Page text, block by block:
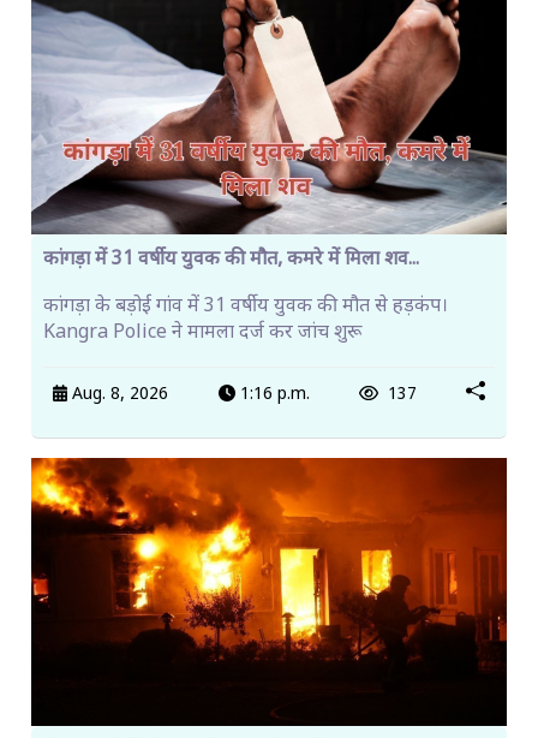
कांगड़ा में 31 वर्षीय युवक की मौत, कमरे में मिला शव...
कांगड़ा के बड़ोई गांव में 31 वर्षीय युवक की मौत से हड़कंप।
Kangra Police ने मामला दर्ज कर जांच शुरू
Aug. 8, 2026 1:16 p.m. 137